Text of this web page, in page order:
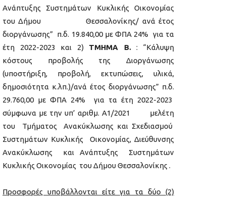
Ανάπτυξης Συστημάτων Κυκλικής Οικονομίας
του Δήμου Θεσσαλονίκης/ ανά έτος
διοργάνωσης” π.δ. 19.840,00 με ΦΠΑ 24% για τα
έτη 2022-2023 και 2) ΤΜΗΜΑ Β.: “Κάλυψη
κόστους προβολής της Διοργάνωσης
(υποστήριξη, προβολή, εκτυπώσεις, υλικά,
δημοσιότητα κ.λπ.)/ανά έτος διοργάνωσης” π.δ.
29.760,00 με ΦΠΑ 24% για τα έτη 2022-2023
σύμφωνα με την υπ’ αριθμ. Α1/2021 μελέτη
του Τμήματος Ανακύκλωσης και Σχεδιασμού
Συστημάτων Κυκλικής Οικονομίας, Διεύθυνσης
Ανακύκλωσης και Ανάπτυξης Συστημάτων
Κυκλικής Οικονομίας του Δήμου Θεσσαλονίκης .
Προσφορές υποβάλλονται είτε για τα δύο (2)